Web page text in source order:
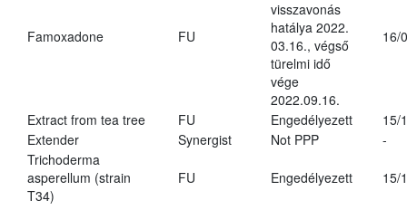
Famoxadone FU
visszavonás
hatálya 2022.
03.16., végső
türelmi idő
vége
2022.09.16.
16/
Extract from tea tree FU Engedélyezett
15/
Extender
Synergist Not PPP
-
Trichoderma
asperellum (strain
T34)
FU Engedélyezett 15/